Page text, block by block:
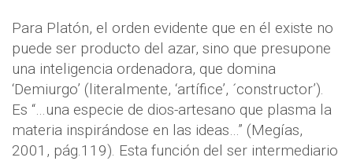
Para Platón, el orden evidente que en él existe no
puede ser producto del azar, sino que presupone
una inteligencia ordenadora, que domina
‘Demiurgo’ (literalmente, ‘artífice’, ´constructor’).
Es “…una especie de dios-artesano que plasma la
materia inspirándose en las ideas…” (Megías,
2001, pág.119). Esta función del ser intermediario